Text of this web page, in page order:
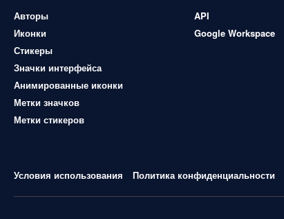
Авторы
Иконки
Стикеры
Значки интерфейса
Анимированные иконки
Метки значков
Метки стикеров
API
Google Workspace
Условия использования Политика конфиденциальности